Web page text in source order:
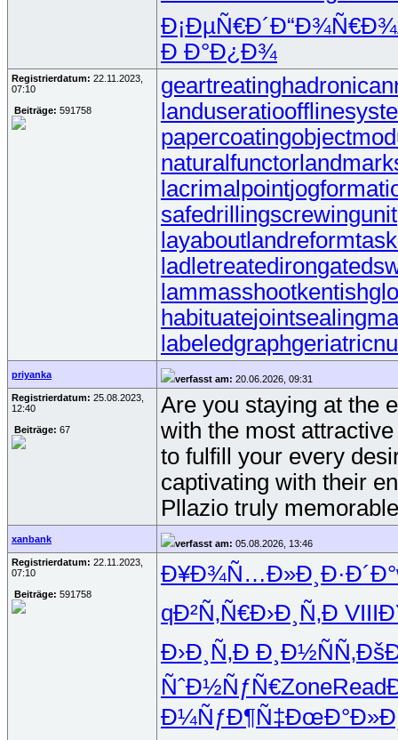
Ð¡ÐµÑ€Ð´Ð“Ð¾Ñ€Ð¾
Ð Ð°Ð¿Ð¾
Registrierdatum: 22.11.2023,
07:10
Beiträge: 591758
geartreating
landuseratio
papercoating
naturalfunctor
lacrimalpoint
safedrillingscrewingunit
layabout landreform
ladletreatediron
lammasshoot
habituate
labeledgraph
priyanka verfasst am: 20.06.2026, 09:31
Registrierdatum: 25.08.2023,
12:40
Beiträge: 67
Are you staying at the
with the most
to fulfill your every
captivating with their
Pllazio truly
xanbank verfasst am: 05.08.2026, 13:46
Registrierdatum: 22.11.2023,
07:10
Beiträge: 591758
Ð¥Ð¾Ñ…Ð»Ð¸Ð·Ð´Ð°
qÐ²Ñ‚Ñ€Ð›Ð¸Ñ‚Ð VIII
Ð›Ð¸Ñ‚Ð Ð¸Ð½ÑÑ‚
ÑˆÐ½ÑƒÑ€ZoneRead
Ð¼ÑƒÐ¶Ñ‡